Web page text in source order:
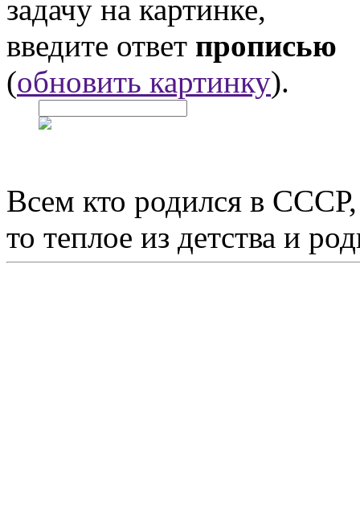
задачу на картинке,
введите ответ прописью
(обновить картинку).
Всем кто родился в
то теплое из детства и